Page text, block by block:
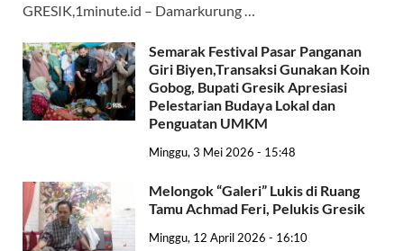
GRESIK,1minute.id – Damarkurung …
Semarak Festival Pasar Panganan
Giri Biyen,Transaksi Gunakan Koin
Gobog, Bupati Gresik Apresiasi
Pelestarian Budaya Lokal dan
Penguatan UMKM
Minggu, 3 Mei 2026 - 15:48
Melongok “Galeri” Lukis di Ruang
Tamu Achmad Feri, Pelukis Gresik
Minggu, 12 April 2026 - 16:10